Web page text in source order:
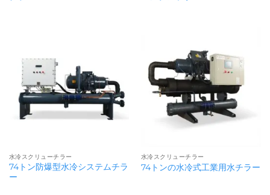
水冷スクリューチラー
74トン防爆型水冷システムチラ
ー
水冷スクリューチラー
74トンの水冷式工業用水チラー